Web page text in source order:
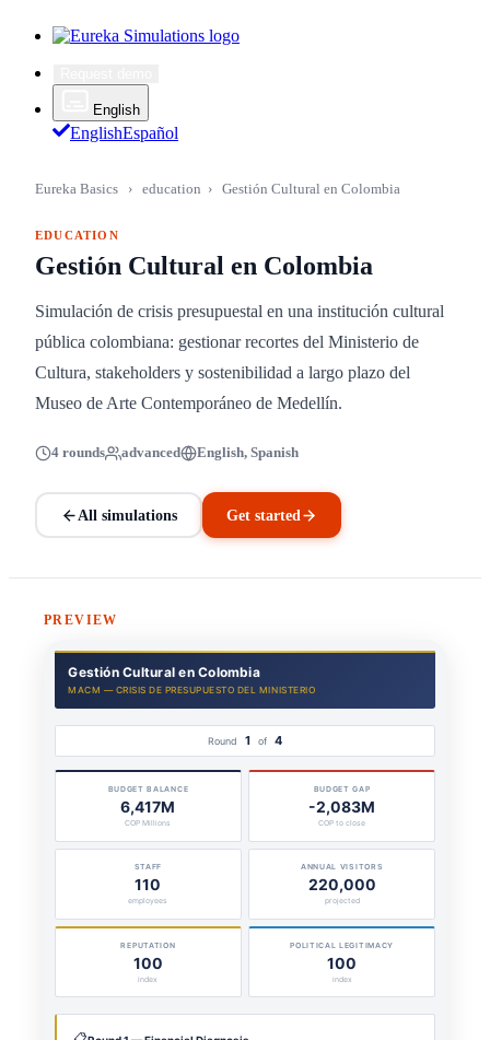
English
EnglishEspañol
Eureka Basics › education › Gestión Cultural en Colombia
EDUCATION
Gestión Cultural en Colombia
Simulación de crisis presupuestal en una institución cultural
pública colombiana: gestionar recortes del Ministerio de
Cultura, stakeholders y sostenibilidad a largo plazo del
Museo de Arte Contemporáneo de Medellín.
4 rounds advanced English, Spanish
All simulations Get started
PREVIEW